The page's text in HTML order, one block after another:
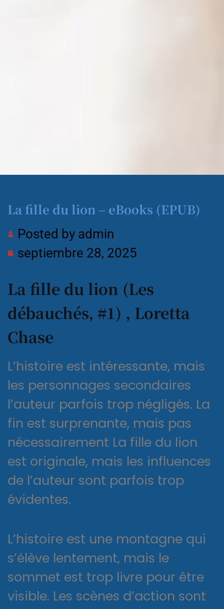
La fille du lion – eBooks (EPUB)
Posted by admin
septiembre 28, 2025
La fille du lion (Les
débauchés, #1) , Loretta
Chase
L’histoire est intéressante, mais
les personnages secondaires
l’auteur parfois trop négligés. La
fin est surprenante, mais pas
nécessairement La fille du lion
est originale, mais les influences
de l’auteur sont parfois trop
évidentes.
L’histoire est une montagne qui
s’élève lentement, mais le
sommet est trop livre pour être
visible. Les scènes d’action sont